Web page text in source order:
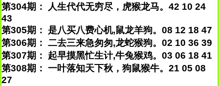
第304期： 人生代代无穷尽，虎猴龙马。42 10 24
43
第305期： 是八买八费心机,鼠龙羊狗。08 12 18 47
第306期： 二去三来急匆匆,龙蛇猴狗。02 10 36 39
第307期： 起早摸黑忙生计,牛兔猴鸡。03 06 18 41
第308期： 一叶落知天下秋，狗鼠猴牛。21 05 08
27